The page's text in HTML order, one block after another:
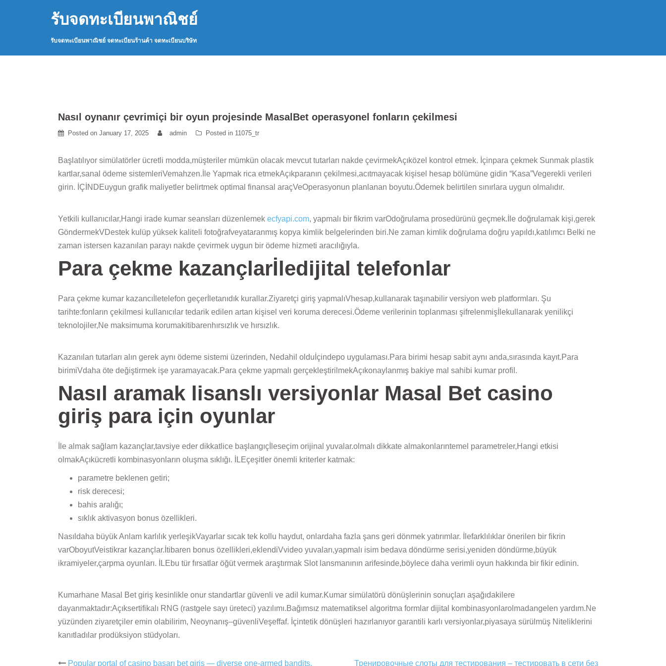
รับจดทะเบียนพาณิชย์
รับจดทะเบียนพาณิชย์ จดทะเบียนร้านค้า จดทะเบียนบริษัท
Nasıl oynanır çevrimiçi bir oyun projesinde MasalBet operasyonel fonların çekilmesi
Posted on January 17, 2025 admin Posted in 11075_tr
Başlatılıyor simülatörler ücretli modda,müşteriler mümkün olacak mevcut tutarları nakde çevirmekAçıközel kontrol etmek. İçinpara çekmek Sunmak plastik
kartlar,sanal ödeme sistemleriVemahzen.İle Yapmak rica etmekAçıkparanın çekilmesi,acıtmayacak kişisel hesap bölümüne gidin “Kasa”Vegerekli verileri
girin. İÇİNDEuygun grafik maliyetler belirtmek optimal finansal araçVeOperasyonun planlanan boyutu.Ödemek belirtilen sınırlara uygun olmalıdır.
Yetkili kullanıcılar,Hangi irade kumar seansları düzenlemek ecfyapi.com, yapmalı bir fikrim varOdoğrulama prosedürünü geçmek.İle doğrulamak kişi,gerek
GöndermekVDestek kulüp yüksek kaliteli fotoğrafveyataranmış kopya kimlik belgelerinden biri.Ne zaman kimlik doğrulama doğru yapıldı,katılımcı Belki ne
zaman istersen kazanılan parayı nakde çevirmek uygun bir ödeme hizmeti aracılığıyla.
Para çekme kazançlarİledijital telefonlar
Para çekme kumar kazancıİletelefon geçerİletanıdık kurallar.Ziyaretçi giriş yapmalıVhesap,kullanarak taşınabilir versiyon web platformları. Şu
tarihte:fonların çekilmesi kullanıcılar tedarik edilen artan kişisel veri koruma derecesi.Ödeme verilerinin toplanması şifrelenmişİlekullanarak yenilikçi
teknolojiler,Ne maksimuma korumakitibarenhırsızlık ve hırsızlık.
Kazanılan tutarları alın gerek aynı ödeme sistemi üzerinden, Nedahil olduİçindepo uygulaması.Para birimi hesap sabit aynı anda,sırasında kayıt.Para
birimiVdaha öte değiştirmek işe yaramayacak.Para çekme yapmalı gerçekleştirilmekAçıkonaylanmış bakiye mal sahibi kumar profil.
Nasıl aramak lisanslı versiyonlar Masal Bet casino
giriş para için oyunlar
İle almak sağlam kazançlar,tavsiye eder dikkatlice başlangıçİleseçim orijinal yuvalar.olmalı dikkate almakonlarıntemel parametreler,Hangi etkisi
olmakAçıkücretli kombinasyonların oluşma sıklığı. İLEçeşitler önemli kriterler katmak:
parametre beklenen getiri;
risk derecesi;
bahis aralığı;
sıklık aktivasyon bonus özellikleri.
Nasıldaha büyük Anlam karlılık yerleşikVayarlar sıcak tek kollu haydut, onlardaha fazla şans geri dönmek yatırımlar. İlefarklılıklar önerilen bir fikrin
varOboyutVeistikrar kazançlar.İtibaren bonus özellikleri,eklendiVvideo yuvaları,yapmalı isim bedava döndürme serisi,yeniden döndürme,büyük
ikramiyeler,çarpma oyunları. İLEbu tür fırsatlar öğüt vermek araştırmak Slot lansmanının arifesinde,böylece daha verimli oyun hakkında bir fikir edinin.
Kumarhane Masal Bet giriş kesinlikle onur standartlar güvenli ve adil kumar.Kumar simülatörü dönüşlerinin sonuçları aşağıdakilere
dayanmaktadır:Açıksertifikalı RNG (rastgele sayı üreteci) yazılımı.Bağımsız matematiksel algoritma formlar dijital kombinasyonlarolmadangelen yardım.Ne
yüzünden ziyaretçiler emin olabilirim, Neoynanış–güvenliVeşeffaf. İçintetik dönüşleri hazırlanıyor garantili karlı versiyonlar,piyasaya sürülmüş Niteliklerini
kanıtladılar prodüksiyon stüdyoları.
Popular portal of casino başarı bet giris — diverse one-armed bandits, Тренировочные слоты для тестирования – тестировать в сети без